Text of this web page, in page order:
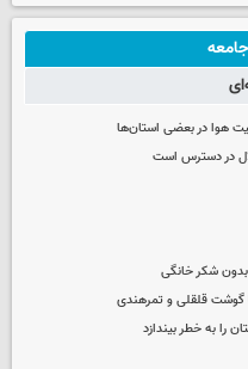
هوا در بعضی استان‌ها
در دسترس است
شکر خانگی
قلقلی و تمرهندی